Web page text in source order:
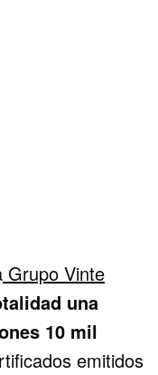
Grupo Vinte
una
10 mil
emitidos